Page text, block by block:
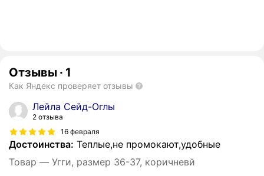
Отзывы · 1
Как Яндекс проверяет отзывы
Лейла Сейд-Оглы
2 отзыва
16 февраля
Достоинства: Теплые,не промокают,удобные
Товар — Угги, размер 36-37, коричневй